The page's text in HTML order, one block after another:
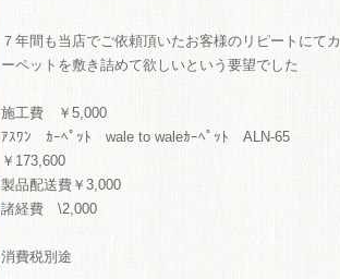
７年間も当店でご依頼頂いたお客様のリピートにてカ
ーペットを敷き詰めて欲しいという要望でした
施工費 ￥5,000
ｱｽﾜﾝ ｶｰﾍﾟｯﾄ wale to waleｶｰﾍﾟｯﾄ ALN-65
￥173,600
製品配送費￥3,000
諸経費 \2,000
消費税別途